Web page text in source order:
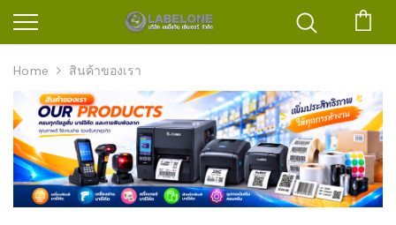
Home สินค้าของเรา